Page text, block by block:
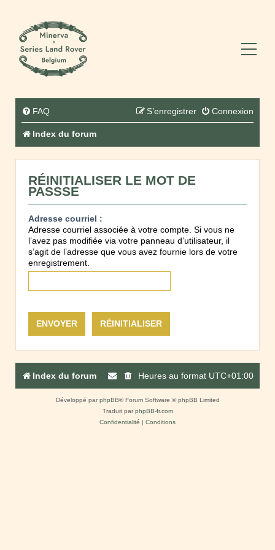
FAQ Connexion
S’enregistrer
Index du forum
RÉINITIALISER LE MOT DE
PASSSE
Adresse courriel :
Adresse courriel associée à votre compte. Si vous ne
l’avez pas modifiée via votre panneau d’utilisateur, il
s’agit de l’adresse que vous avez fournie lors de votre
enregistrement.
Index du forum Heures au format UTC+01:00
Développé parphpBB® Forum Software © phpBB Limited
Traduit parphpBB-fr.com
Confidentialité | Conditions